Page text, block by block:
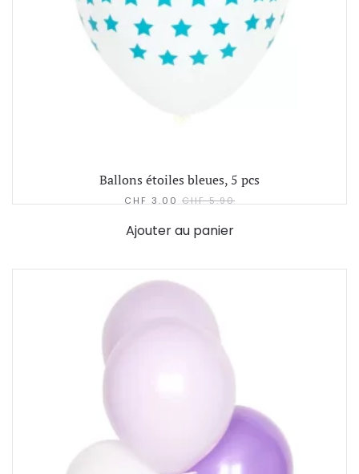
Ballons étoiles bleues, 5 pcs
CHF 3.00 CHF5.90
Ajouter au panier